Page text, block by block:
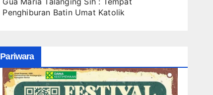
Penghiburan Batin Umat Katolik
Pariwara